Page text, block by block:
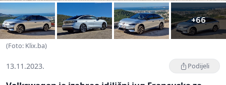
+66
(Foto: Klix.ba)
13.11.2023. Podijeli